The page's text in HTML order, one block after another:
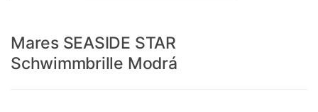
Mares SEASIDE STAR
Schwimmbrille Modrá